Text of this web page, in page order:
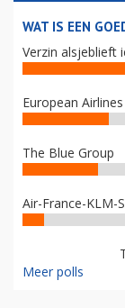
WAT IS EEN
Verzin alsjeblieft
European
The Blue Group
Air-France-KLM-
Meer polls